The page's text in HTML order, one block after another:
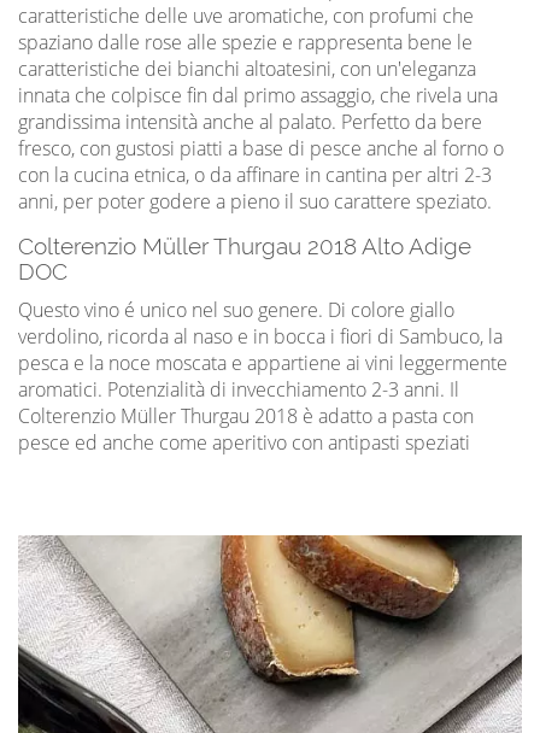
caratteristiche delle uve aromatiche, con profumi che
spaziano dalle rose alle spezie e rappresenta bene le
caratteristiche dei bianchi altoatesini, con un'eleganza
innata che colpisce fin dal primo assaggio, che rivela una
grandissima intensità anche al palato. Perfetto da bere
fresco, con gustosi piatti a base di pesce anche al forno o
con la cucina etnica, o da affinare in cantina per altri 2-3
anni, per poter godere a pieno il suo carattere speziato.
Colterenzio Müller Thurgau 2018 Alto Adige
DOC
Questo vino é unico nel suo genere. Di colore giallo
verdolino, ricorda al naso e in bocca i fiori di Sambuco, la
pesca e la noce moscata e appartiene ai vini leggermente
aromatici. Potenzialità di invecchiamento 2-3 anni. Il
Colterenzio Müller Thurgau 2018 è adatto a pasta con
pesce ed anche come aperitivo con antipasti speziati